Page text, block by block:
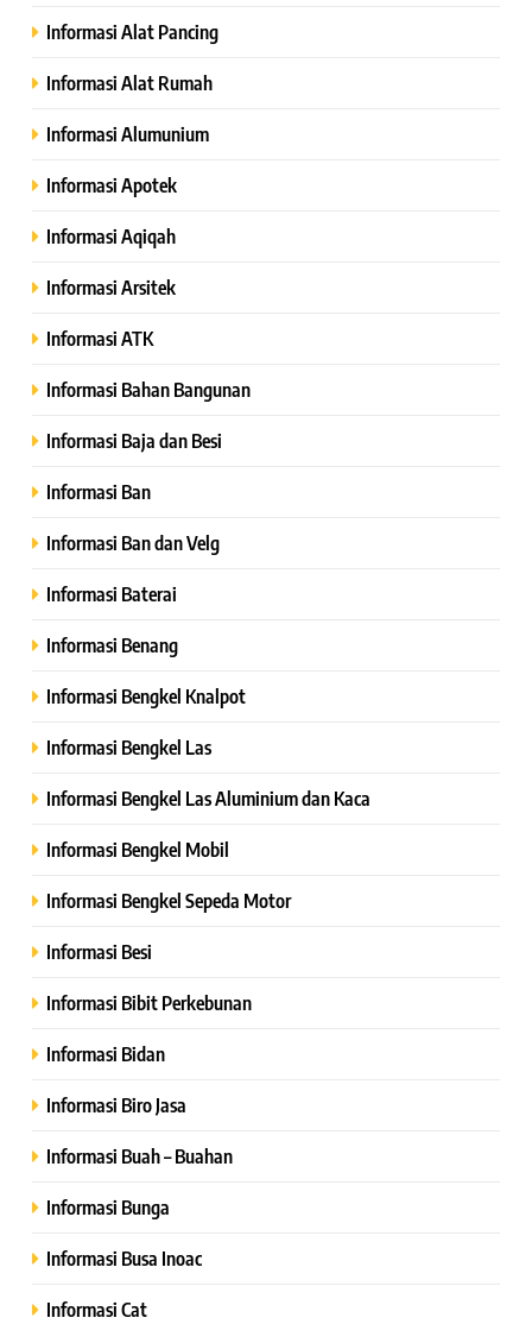
Informasi Alat Pancing
Informasi Alat Rumah
Informasi Alumunium
Informasi Apotek
Informasi Aqiqah
Informasi Arsitek
Informasi ATK
Informasi Bahan Bangunan
Informasi Baja dan Besi
Informasi Ban
Informasi Ban dan Velg
Informasi Baterai
Informasi Benang
Informasi Bengkel Knalpot
Informasi Bengkel Las
Informasi Bengkel Las Aluminium dan Kaca
Informasi Bengkel Mobil
Informasi Bengkel Sepeda Motor
Informasi Besi
Informasi Bibit Perkebunan
Informasi Bidan
Informasi Biro Jasa
Informasi Buah – Buahan
Informasi Bunga
Informasi Busa Inoac
Informasi Cat